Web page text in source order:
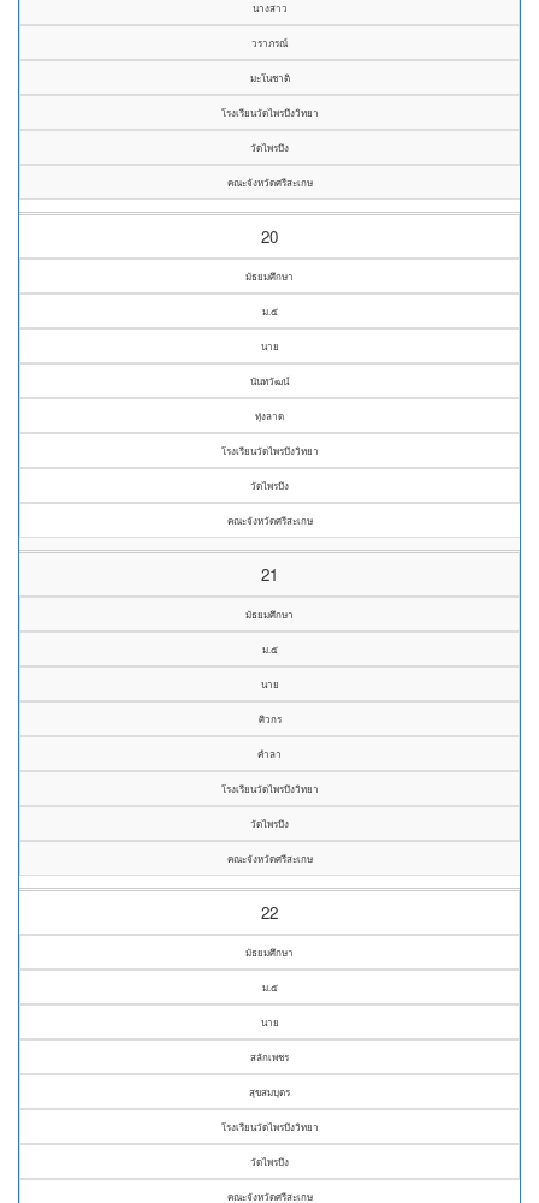
นางสาว
วราภรณ์
มะโนชาติ
โรงเรียนวัดไพรบึงวิทยา
วัดไพรบึง
คณะจังหวัดศรีสะเกษ
20
มัธยมศึกษา
ม.๕
นาย
นันทวัฒน์
ทุ่งลาด
โรงเรียนวัดไพรบึงวิทยา
วัดไพรบึง
คณะจังหวัดศรีสะเกษ
21
มัธยมศึกษา
ม.๕
นาย
ศิวกร
คำลา
โรงเรียนวัดไพรบึงวิทยา
วัดไพรบึง
คณะจังหวัดศรีสะเกษ
22
มัธยมศึกษา
ม.๕
นาย
สลักเพชร
สุขสมบุตร
โรงเรียนวัดไพรบึงวิทยา
วัดไพรบึง
คณะจังหวัดศรีสะเกษ